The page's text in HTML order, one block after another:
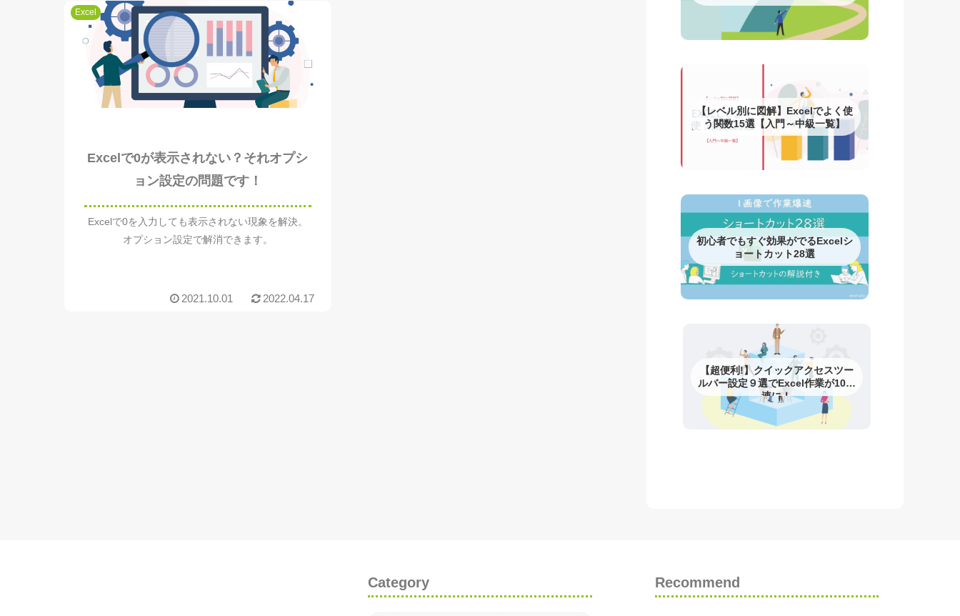
Excel
Excelで0が表示されない？それオプシ
ョン設定の問題です！
Excelで0を入力しても表示されない現象を解決。
オプション設定で解消できます。
2021.10.01 2022.04.17
【レベル別に図解】Excelでよく使
う関数15選【入門～中級一覧】
初心者でもすぐ効果がでるExcelシ
ョートカット28選
【超便利!】クイックアクセスツー
ルバー設定９選でExcel作業が10倍
速に！
Category Recommend